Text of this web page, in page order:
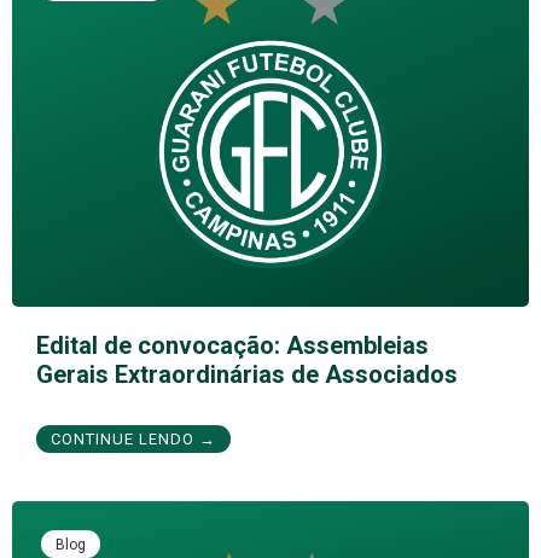
Edital de convocação: Assembleias
Gerais Extraordinárias de Associados
CONTINUE LENDO →
Blog